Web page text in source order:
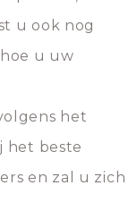
u ook nog
u uw
het
het beste
en zal u zich